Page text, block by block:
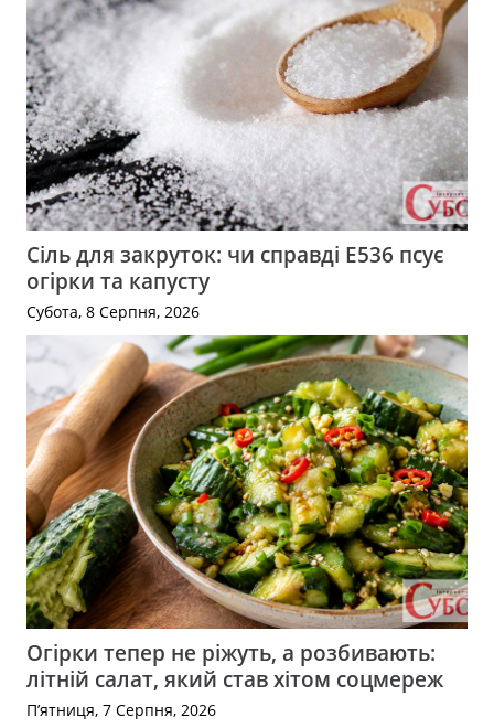
Сіль для закруток: чи справді Е536 псує
огірки та капусту
Субота, 8 Серпня, 2026
Огірки тепер не ріжуть, а розбивають:
літній салат, який став хітом соцмереж
П’ятниця, 7 Серпня, 2026